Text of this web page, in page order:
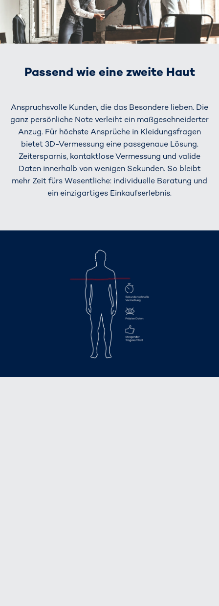
Passend wie eine zweite Haut
Anspruchsvolle Kunden, die das Besondere lieben. Die
ganz persönliche Note verleiht ein maßgeschneiderter
Anzug. Für höchste Ansprüche in Kleidungsfragen
bietet 3D-Vermessung eine passgenaue Lösung.
Zeitersparnis, kontaktlose Vermessung und valide
Daten innerhalb von wenigen Sekunden. So bleibt
mehr Zeit fürs Wesentliche: individuelle Beratung und
ein einzigartiges Einkaufserlebnis.